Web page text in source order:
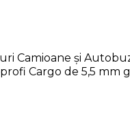
Camioane și
Cargo de 5,5 mm